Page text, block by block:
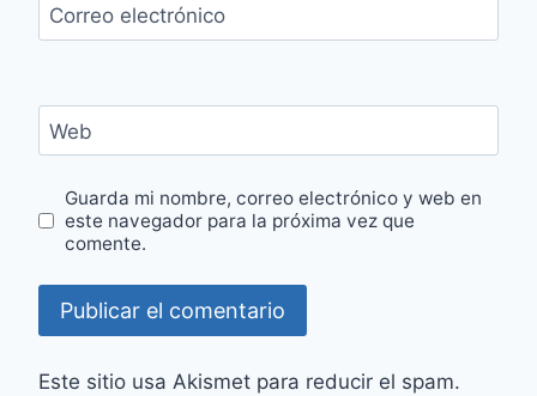
Correo electrónico
Web
Guarda mi nombre, correo electrónico y web en
este navegador para la próxima vez que
comente.
Este sitio usa Akismet para reducir el spam.